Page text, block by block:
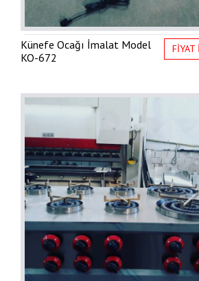
Künefe Ocağı İmalat Model
KO-672
FİYAT